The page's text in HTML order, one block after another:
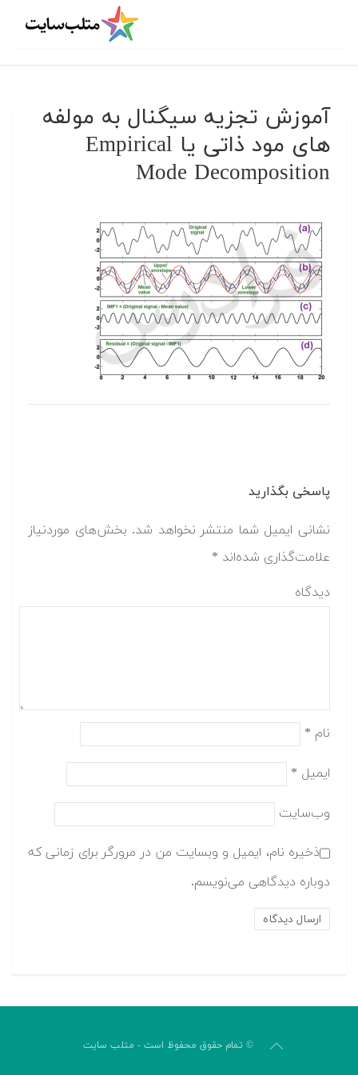
آموزش تجزیه سیگنال به مولفه
های مود ذاتی یا Empirical
Mode Decomposition
پاسخی بگذارید
نشانی ایمیل شما منتشر نخواهد شد. بخش‌های موردنیاز
علامت‌گذاری شده‌اند *
دیدگاه
نام *
ایمیل *
وب‌سایت
ذخیره نام، ایمیل و وبسایت من در مرورگر برای زمانی که
دوباره دیدگاهی می‌نویسم.
© تمام حقوق محفوظ است - متلب سایت